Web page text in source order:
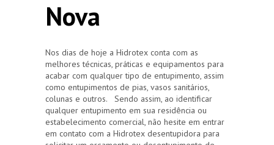
Nova
Nos dias de hoje a Hidrotex conta com as
melhores técnicas, práticas e equipamentos para
acabar com qualquer tipo de entupimento, assim
como entupimentos de pias, vasos sanitários,
colunas e outros. Sendo assim, ao identificar
qualquer entupimento em sua residência ou
estabelecimento comercial, não hesite em entrar
em contato com a Hidrotex desentupidora para